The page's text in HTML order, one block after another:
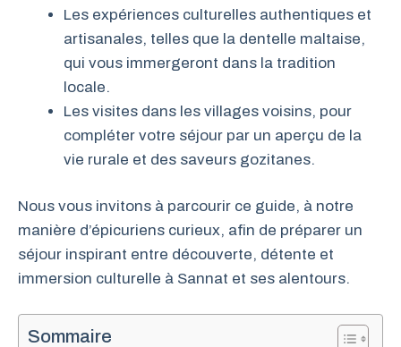
Les expériences culturelles authentiques et
artisanales, telles que la dentelle maltaise,
qui vous immergeront dans la tradition
locale.
Les visites dans les villages voisins, pour
compléter votre séjour par un aperçu de la
vie rurale et des saveurs gozitanes.
Nous vous invitons à parcourir ce guide, à notre
manière d’épicuriens curieux, afin de préparer un
séjour inspirant entre découverte, détente et
immersion culturelle à Sannat et ses alentours.
Sommaire